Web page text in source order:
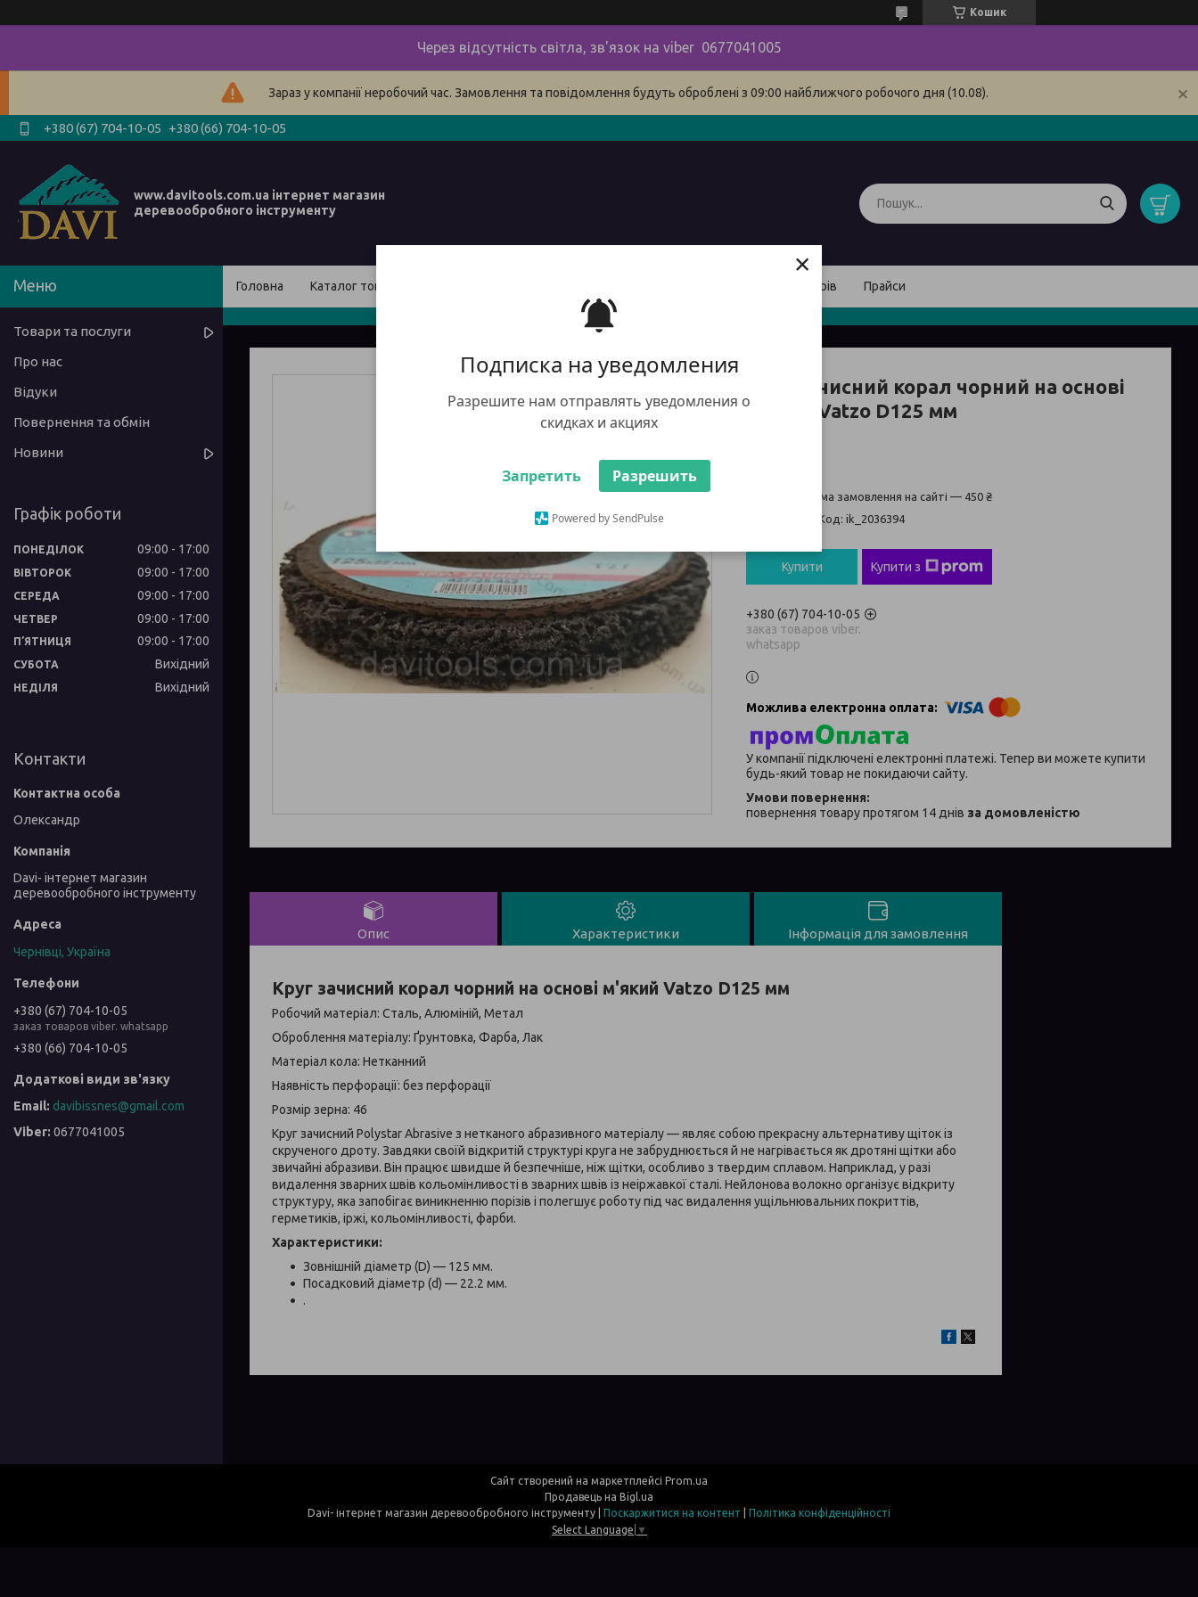
Подписка на уведомления
Разрешите нам отправлять уведомления о
скидках и акциях
Запретить Разрешить
Powered by SendPulse
×
Кошик
Через відсутність світла, зв'язок на viber 0677041005
Зараз у компанії неробочий час. Замовлення та повідомлення будуть оброблені з 09:00 найближчого робочого дня (10.08).
+380 (67) 704-10-05 +380 (66) 704-10-05
www.davitools.com.ua інтернет магазин
деревообробного інструменту
Головна Каталог товарів Доставка і оплата товарів Прайси
Круг зачисний корал чорний на основі
м'який Vatzo D125 мм
Мінімальна сума замовлення на сайті — 450 ₴
Код: ik_2036394
Купити Купити з
+380 (67) 704-10-05
заказ товаров viber.
whatsapp
У компанії підключені електронні платежі. Тепер ви можете купити
будь-який товар не покидаючи сайту.
повернення товару протягом 14 днів за домовленістю
Опис Характеристики Інформація для замовлення
Круг зачисний корал чорний на основі м'який Vatzo D125 мм
Робочий матеріал: Сталь, Алюміній, Метал
Оброблення матеріалу: Ґрунтовка, Фарба, Лак
Матеріал кола: Нетканний
Наявність перфорації: без перфорації
Розмір зерна: 46
Круг зачисний Polystar Abrasive з нетканого абразивного матеріалу — являє собою прекрасну альтернативу щіток із
скрученого дроту. Завдяки своїй відкритій структурі круга не забруднюється й не нагрівається як дротяні щітки або
звичайні абразиви. Він працює швидше й безпечніше, ніж щітки, особливо з твердим сплавом. Наприклад, у разі
видалення зварних швів кольомінливості в зварних швів із неіржавкої сталі. Нейлонова волокно організує відкриту
структуру, яка запобігає виникненню порізів і полегшує роботу під час видалення ущільнювальних покриттів,
герметиків, іржі, кольомінливості, фарби.
Характеристики:
Зовнішній діаметр (D) — 125 мм.
Посадковий діаметр (d) — 22.2 мм.
.
Товари та послуги
Про нас
Відуки
Повернення та обмін
Новини
Графік роботи
ПОНЕДІЛОК 09:00 17:00
ВІВТОРОК 09:00 17:00
СЕРЕДА 09:00 17:00
ЧЕТВЕР 09:00 17:00
ПʼЯТНИЦЯ 09:00 17:00
СУБОТА Вихідний
НЕДІЛЯ Вихідний
Контакти
Олександр
Davi- інтернет магазин
деревообробного інструменту
Чернівці, Україна
+380 (67) 704-10-05
заказ товаров viber. whatsapp
+380 (66) 704-10-05
davibissnes@gmail.com
0677041005
Сайт створений на маркетплейсі Prom.ua
Продавець на Bigl.ua
Поскаржитися на контент
Політика конфіденційності
Select Language ▼